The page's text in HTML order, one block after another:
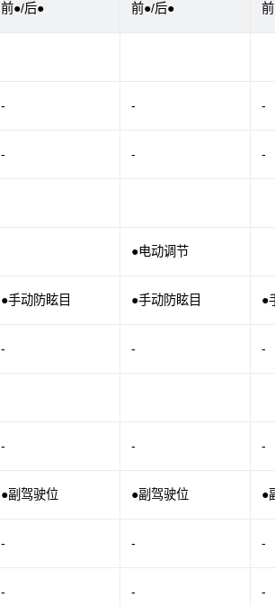
前●/后● 前●/后●
- - -
- - -
●电动调节
●手动防眩目 ●手动防眩目 ●
- - -
- - -
●副驾驶位 ●副驾驶位 ●
- - -
- - -